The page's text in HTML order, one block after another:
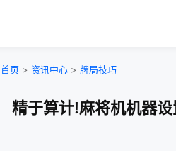
首页 > 资讯中心 > 牌局技巧
精于算计!麻将机机器